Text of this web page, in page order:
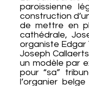
paroissienne
construction
de mettre en
cathédrale,
organiste Edgar
Joseph
un modèle par
pour “sa”
l’organier